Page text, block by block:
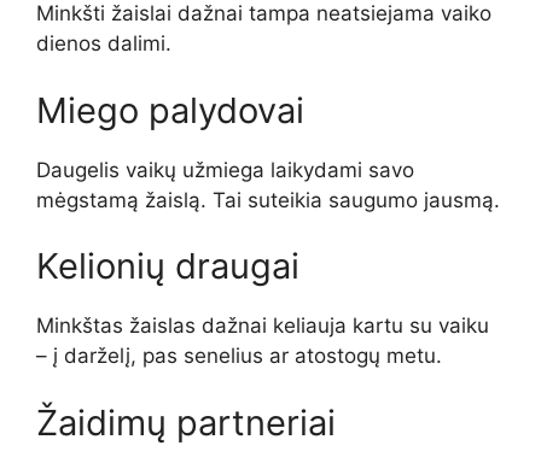
Minkšti žaislai dažnai tampa neatsiejama vaiko
dienos dalimi.
Miego palydovai
Daugelis vaikų užmiega laikydami savo
mėgstamą žaislą. Tai suteikia saugumo jausmą.
Kelionių draugai
Minkštas žaislas dažnai keliauja kartu su vaiku
– į darželį, pas senelius ar atostogų metu.
Žaidimų partneriai